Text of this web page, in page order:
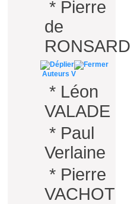
* Pierre
de
RONSARD
Auteurs V
* Léon
VALADE
* Paul
Verlaine
* Pierre
VACHOT